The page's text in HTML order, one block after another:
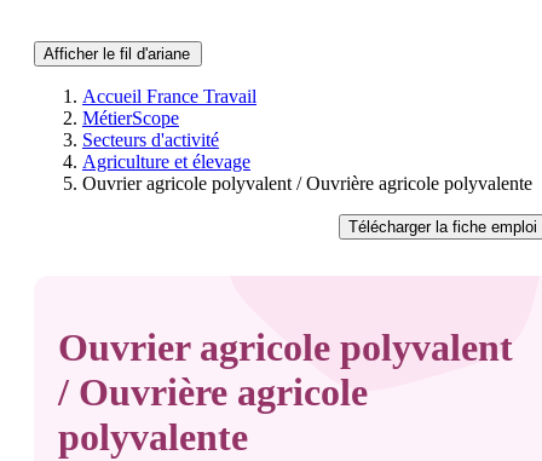
Afficher le fil d'ariane
Accueil France Travail
MétierScope
Secteurs d'activité
Agriculture et élevage
Ouvrier agricole polyvalent / Ouvrière agricole polyvalente
Télécharger la fiche emploi
Ouvrier agricole polyvalent
/ Ouvrière agricole
polyvalente